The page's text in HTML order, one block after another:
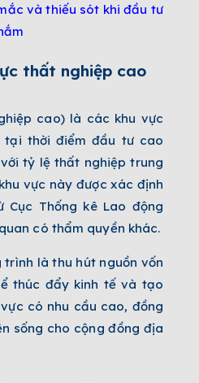
và thiếu sót khi đầu tư
thất nghiệp cao
cao) là các khu vực
thời điểm đầu tư cao
tỷ lệ thất nghiệp trung
vực này được xác định
Thống kê Lao động
có thẩm quyền khác.
trình là thu hút nguồn vốn
thúc đẩy kinh tế và tạo
có nhu cầu cao, đồng
sống cho cộng đồng địa